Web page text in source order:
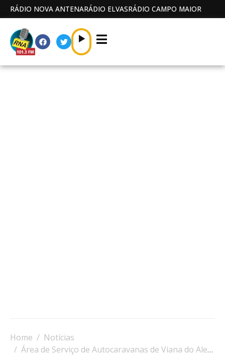
RÁDIO NOVA ANTENARÁDIO ELVASRÁDIO CAMPO MAIOR
Home
Notícias
Área de Serviço de Autocaravanas de Viana do Alentejo já em construção